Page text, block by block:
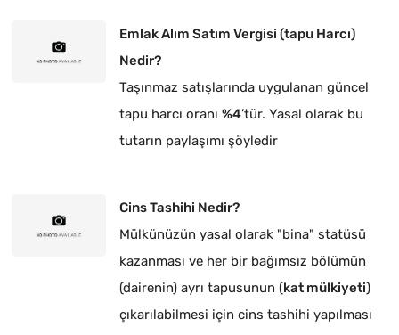
Emlak Alım Satım Vergisi (tapu Harcı)
Nedir?
Taşınmaz satışlarında uygulanan güncel
tapu harcı oranı %4’tür. Yasal olarak bu
tutarın paylaşımı şöyledir
Cins Tashihi Nedir?
Mülkünüzün yasal olarak "bina" statüsü
kazanması ve her bir bağımsız bölümün
(dairenin) ayrı tapusunun (kat mülkiyeti)
çıkarılabilmesi için cins tashihi yapılması